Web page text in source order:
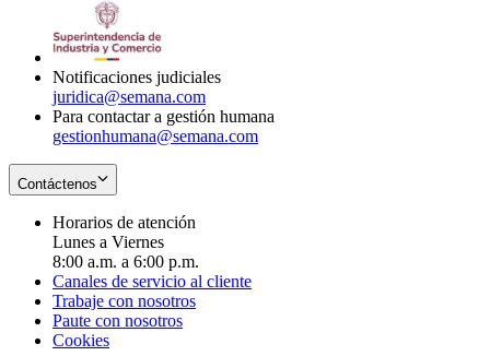
Notificaciones judiciales
juridica@semana.com
Para contactar a gestión humana
gestionhumana@semana.com
Contáctenos
Horarios de atención
Lunes a Viernes
8:00 a.m. a 6:00 p.m.
Canales de servicio al cliente
Trabaje con nosotros
Paute con nosotros
Cookies